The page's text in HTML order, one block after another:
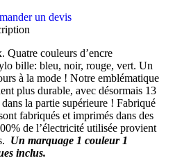
un devis
Quatre couleurs d’encre
bille: bleu, noir, rouge, vert. Un
à la mode ! Notre emblématique
plus durable, avec désormais 13
la partie supérieure ! Fabriqué
fabriqués et imprimés dans des
de l’électricité utilisée provient
Un marquage 1 couleur 1
inclus.